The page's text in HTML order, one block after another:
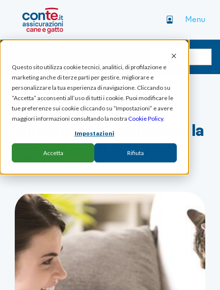
Questo sito utilizza cookie tecnici, analitici, di profilazione e
marketing anche di terze parti per gestire, migliorare e
personalizzare la tua esperienza di navigazione. Cliccando su
“Accetta” acconsenti all’uso di tutti i cookie. Puoi modificare le
tue preferenze sui cookie cliccando su “Impostazioni” e avere
maggiori informazioni consultando la nostra Cookie Policy.
Impostazioni
Accetta Rifiuta
Menu
Quanto costa stipulare la
polizza per il tuo gatto
online?